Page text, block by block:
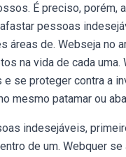
É preciso, porém,
pessoas
áreas de. Webseja no
na vida de cada
se proteger contra a
mesmo patamar ou
indesejáveis,
de um. Webquer